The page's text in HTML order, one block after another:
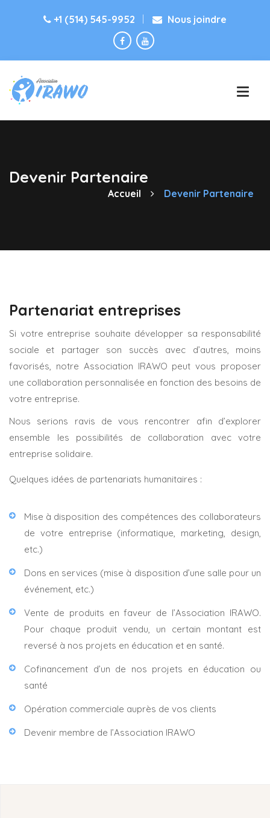
+1 (514) 545-9952 Nous joindre
Devenir Partenaire
Accueil Devenir Partenaire
Partenariat entreprises
Si votre entreprise souhaite développer sa responsabilité
sociale et partager son succès avec d’autres, moins
favorisés, notre Association IRAWO peut vous proposer
une collaboration personnalisée en fonction des besoins de
votre entreprise.
Nous serions ravis de vous rencontrer afin d’explorer
ensemble les possibilités de collaboration avec votre
entreprise solidaire.
Quelques idées de partenariats humanitaires :
Mise à disposition des compétences des collaborateurs
de votre entreprise (informatique, marketing, design,
etc.)
Dons en services (mise à disposition d’une salle pour un
événement, etc.)
Vente de produits en faveur de l’Association IRAWO.
Pour chaque produit vendu, un certain montant est
reversé à nos projets en éducation et en santé.
Cofinancement d’un de nos projets en éducation ou
santé
Opération commerciale auprès de vos clients
Devenir membre de l’Association IRAWO